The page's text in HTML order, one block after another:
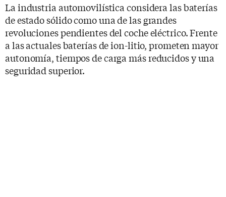
La industria automovilística considera las baterías
de estado sólido como una de las grandes
revoluciones pendientes del coche eléctrico. Frente
a las actuales baterías de ion-litio, prometen mayor
autonomía, tiempos de carga más reducidos y una
seguridad superior.